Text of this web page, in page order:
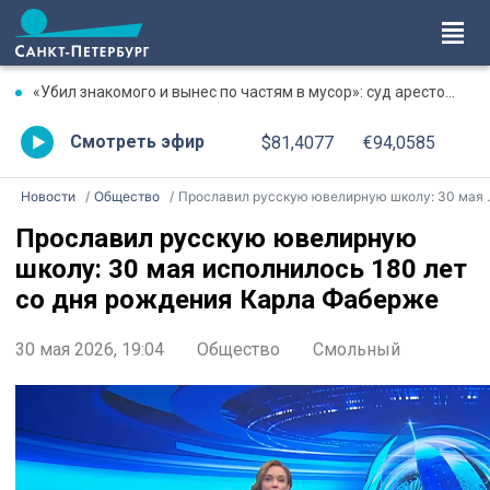
«Убил знакомого и вынес по частям в мусор»: суд арестовал фигуранта жестокого убийства на Луначарского
Смотреть эфир $81,4077 €94,0585
Новости Общество Прославил русскую ювелирную школу: 30 мая исполнилось 180 лет со дня рождения Карла Фаберже
Прославил русскую ювелирную
школу: 30 мая исполнилось 180 лет
со дня рождения Карла Фаберже
30 мая 2026, 19:04 Общество Смольный